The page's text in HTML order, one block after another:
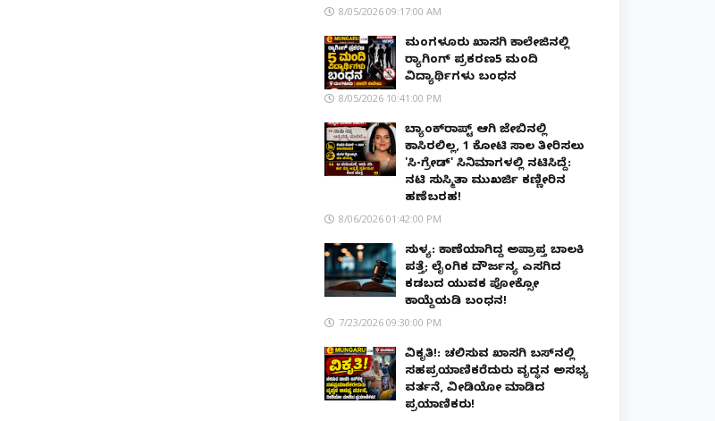
8/05/2026 09:17:00 AM
ಮಂಗಳೂರು ಖಾಸಗಿ ಕಾಲೇಜಿನಲ್ಲಿ
ರ‌್ಯಾಗಿಂಗ್ ಪ್ರಕರಣ5 ಮಂದಿ
ವಿದ್ಯಾರ್ಥಿಗಳು ಬಂಧನ
8/05/2026 10:41:00 PM
ಬ್ಯಾಂಕ್‌ರಾಪ್ಟ್‌ ಆಗಿ ಜೇಬಿನಲ್ಲಿ
ಕಾಸಿರಲಿಲ್ಲ, ₹1 ಕೋಟಿ ಸಾಲ ತೀರಿಸಲು
'ಸಿ-ಗ್ರೇಡ್' ಸಿನಿಮಾಗಳಲ್ಲಿ ನಟಿಸಿದ್ದೆ:
ನಟಿ ಸುಸ್ಮಿತಾ ಮುಖರ್ಜಿ ಕಣ್ಣೀರಿನ
ಹಣೆಬರಹ!
8/06/2026 01:42:00 PM
ಸುಳ್ಯ: ಕಾಣೆಯಾಗಿದ್ದ ಅಪ್ರಾಪ್ತ ಬಾಲಕಿ
ಪತ್ತೆ; ಲೈಂಗಿಕ ದೌರ್ಜನ್ಯ ಎಸಗಿದ
ಕಡಬದ ಯುವಕ ಪೋಕ್ಸೋ
ಕಾಯ್ದೆಯಡಿ ಬಂಧನ!
7/23/2026 09:30:00 PM
ವಿಕೃತಿ!: ಚಲಿಸುವ ಖಾಸಗಿ ಬಸ್‌ನಲ್ಲಿ
ಸಹಪ್ರಯಾಣಿಕರೆದುರು ವೃದ್ಧನ ಅಸಭ್ಯ
ವರ್ತನೆ, ವೀಡಿಯೋ ಮಾಡಿದ
ಪ್ರಯಾಣಿಕರು!